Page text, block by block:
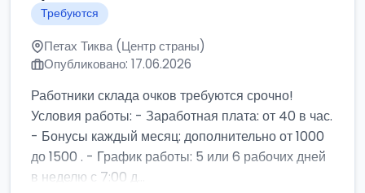
Требуются
Петах Тиква (Центр страны)
Опубликовано: 17.06.2026
Работники склада очков требуются срочно!
Условия работы: - Заработная плата: от 40 в час.
- Бонусы каждый месяц: дополнительно от 1000
до 1500 . - График работы: 5 или 6 рабочих дней
в неделю с 7:00 д...